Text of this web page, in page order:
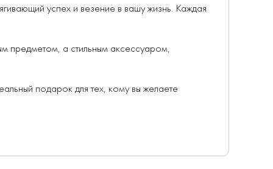
успех и везение в вашу жизнь. Каждая
предметом, а стильным аксессуаром,
подарок для тех, кому вы желаете